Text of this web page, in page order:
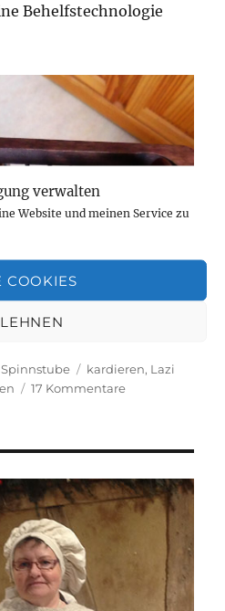
verwalten
Website und meinen Service zu
COOKIES
Behelfstechnologie
Schlagwörter
kardieren, Lazi
17 Kommentarezu